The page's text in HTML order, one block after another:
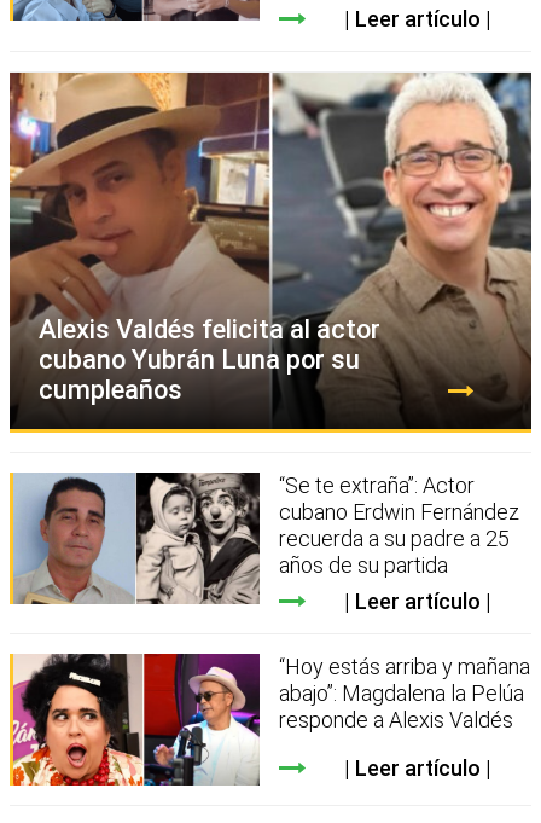
Leer artículo
Alexis Valdés felicita al actor
cubano Yubrán Luna por su
cumpleaños
“Se te extraña”: Actor
cubano Erdwin Fernández
recuerda a su padre a 25
años de su partida
Leer artículo
“Hoy estás arriba y mañana
abajo”: Magdalena la Pelúa
responde a Alexis Valdés
Leer artículo